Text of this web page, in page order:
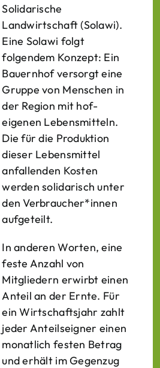
Solidarische
Landwirtschaft (Solawi).
Eine Solawi folgt
folgendem Konzept: Ein
Bauern­hof versorgt eine
Gruppe von Menschen in
der Region mit hof­
eigenen Lebens­mitteln.
Die für die Produktion
dieser Lebens­mittel
anfallenden Kosten
werden solidarisch unter
den Verbraucher*­innen
aufgeteilt.
In anderen Worten, eine
feste Anzahl von
Mitgliedern erwirbt einen
Anteil an der Ernte. Für
ein Wirtschaftsjahr zahlt
jeder Anteilseigner einen
monatlich festen Betrag
und erhält im Gegenzug